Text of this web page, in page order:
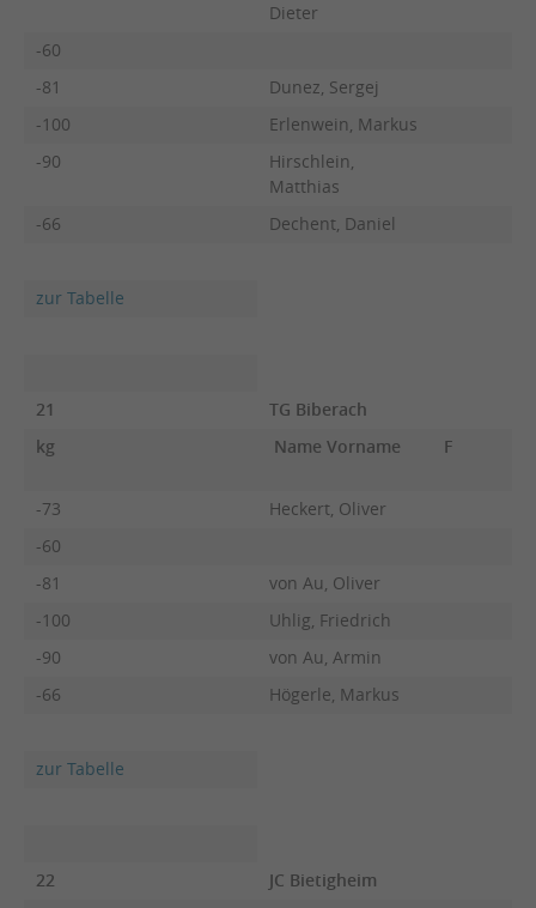
Dieter
-60
-81
Dunez, Sergej
-100
Erlenwein, Markus
-90
Hirschlein,
Matthias
-66
Dechent, Daniel
zur Tabelle
21
TG Biberach
kg
Name Vorname F
-73
Heckert, Oliver
-60
-81
von Au, Oliver
-100
Uhlig, Friedrich
-90
von Au, Armin
-66
Högerle, Markus
zur Tabelle
22
JC Bietigheim